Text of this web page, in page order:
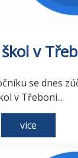
v
se dnes
v Třeboni...
více